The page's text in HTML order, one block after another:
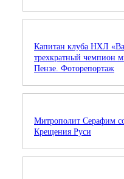
Капитан клуба НХЛ
трехкратный чемпион
Пензе. Фоторепортаж
Митрополит Серафим
Крещения Руси